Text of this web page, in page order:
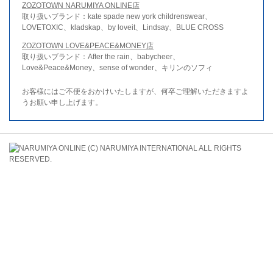
ZOZOTOWN NARUMIYA ONLINE店
取り扱いブランド：kate spade new york childrenswear、
LOVETOXIC、kladskap、by loveit、Lindsay、BLUE CROSS
ZOZOTOWN LOVE&PEACE&MONEY店
取り扱いブランド：After the rain、babycheer、
Love&Peace&Money、sense of wonder、キリンのソフィ
お客様にはご不便をおかけいたしますが、何卒ご理解いただきますよ
うお願い申し上げます。